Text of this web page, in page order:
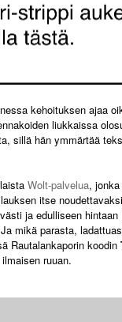
kehoituksen ajaa
liukkaissa
sillä hän ymmärtää
Wolt-palvelua,
itse
ja edulliseen hintaan
mikä parasta,
Rautalankaporin koodin
ruuan.